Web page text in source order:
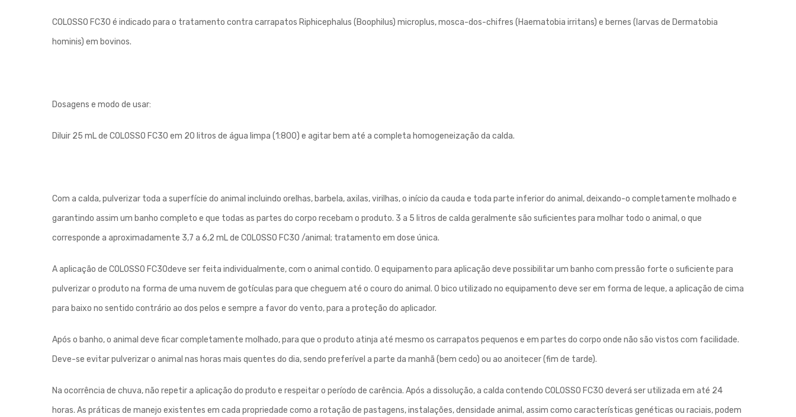
COLOSSO FC30 é indicado para o tratamento contra carrapatos Riphicephalus (Boophilus) microplus, mosca-dos-chifres (Haematobia irritans) e bernes (larvas de Dermatobia
hominis) em bovinos.
Dosagens e modo de usar:
Diluir 25 mL de COLOSSO FC30 em 20 litros de água limpa (1:800) e agitar bem até a completa homogeneização da calda.
Com a calda, pulverizar toda a superfície do animal incluindo orelhas, barbela, axilas, virilhas, o início da cauda e toda parte inferior do animal, deixando-o completamente molhado e
garantindo assim um banho completo e que todas as partes do corpo recebam o produto. 3 a 5 litros de calda geralmente são suficientes para molhar todo o animal, o que
corresponde a aproximadamente 3,7 a 6,2 mL de COLOSSO FC30 /animal; tratamento em dose única.
A aplicação de COLOSSO FC30deve ser feita individualmente, com o animal contido. O equipamento para aplicação deve possibilitar um banho com pressão forte o suficiente para
pulverizar o produto na forma de uma nuvem de gotículas para que cheguem até o couro do animal. O bico utilizado no equipamento deve ser em forma de leque, a aplicação de cima
para baixo no sentido contrário ao dos pelos e sempre a favor do vento, para a proteção do aplicador.
Após o banho, o animal deve ficar completamente molhado, para que o produto atinja até mesmo os carrapatos pequenos e em partes do corpo onde não são vistos com facilidade.
Deve-se evitar pulverizar o animal nas horas mais quentes do dia, sendo preferível a parte da manhã (bem cedo) ou ao anoitecer (fim de tarde).
Na ocorrência de chuva, não repetir a aplicação do produto e respeitar o período de carência. Após a dissolução, a calda contendo COLOSSO FC30 deverá ser utilizada em até 24
horas. As práticas de manejo existentes em cada propriedade como a rotação de pastagens, instalações, densidade animal, assim como características genéticas ou raciais, podem